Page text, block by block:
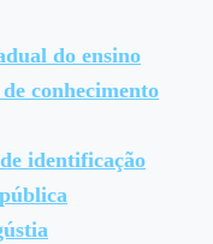
do ensino
conhecimento
identificação